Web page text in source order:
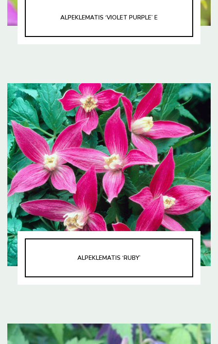
ALPEKLEMATIS ‘VIOLET PURPLE’ E
ALPEKLEMATIS ‘RUBY’